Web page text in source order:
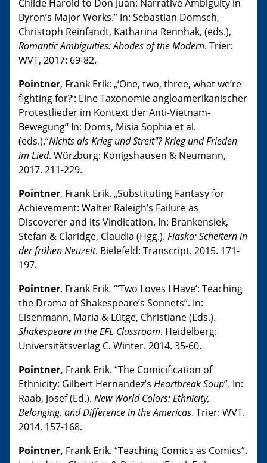
Childe Harold to Don Juan: Narrative Ambiguity in
Byron’s Major Works.” In: Sebastian Domsch,
Christoph Reinfandt, Katharina Rennhak, (eds.),
Romantic Ambiguities: Abodes of the Modern. Trier:
WVT, 2017: 69-82.
Pointner, Frank Erik: „‘One, two, three, what we’re
fighting for?‘: Eine Taxonomie angloamerikanischer
Protestlieder im Kontext der Anti-Vietnam-
Bewegung“ In: Doms, Misia Sophia et al.
(eds.).“Nichts als Krieg und Streit"? Krieg und Frieden
im Lied. Würzburg: Königshausen & Neumann,
2017. 211-229.
Pointner, Frank Erik. „Substituting Fantasy for
Achievement: Walter Raleigh’s Failure as
Discoverer and its Vindication. In: Brankensiek,
Stefan & Claridge, Claudia (Hgg.). Fiasko: Scheitern in
der frühen Neuzeit. Bielefeld: Transcript. 2015. 171-
197.
Pointner, Frank Erik. “‘Two Loves I Have’: Teaching
the Drama of Shakespeare’s Sonnets”. In:
Eisenmann, Maria & Lütge, Christiane (Eds.).
Shakespeare in the EFL Classroom. Heidelberg:
Universitätsverlag C. Winter. 2014. 35-60.
Pointner, Frank Erik. “The Comicification of
Ethnicity: Gilbert Hernandez’s Heartbreak Soup”. In:
Raab, Josef (Ed.). New World Colors: Ethnicity,
Belonging, and Difference in the Americas. Trier: WVT.
2014. 157-168.
Pointner, Frank Erik. “Teaching Comics as Comics”.